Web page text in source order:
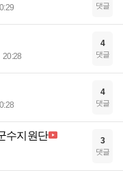
댓글
20:28
4
댓글
4
댓글
수지원단 3
댓글